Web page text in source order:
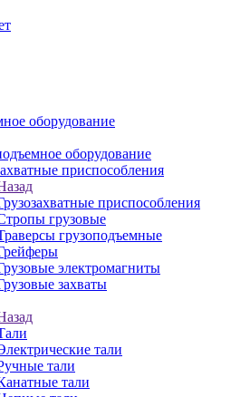
оборудование
оборудование
приспособления
приспособления
грузовые
грузоподъемные
электромагниты
захваты
тали
тали
тали